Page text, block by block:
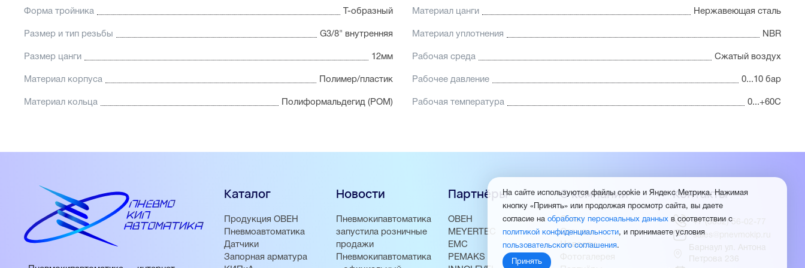
Форма тройника Т-образный Материал цанги Нержавеющая сталь
Размер и тип резьбы G3/8" внутренняя Материал уплотнения NBR
Размер цанги 12мм Рабочая среда Сжатый воздух
Материал корпуса Полимер/пластик Рабочее давление 0...10 бар
Материал кольца Полиформальдегид (POM) Рабочая температура 0...+60С
Каталог
Продукция ОВЕН
Пневмоавтоматика
Датчики
Запорная арматура
Новости
Пневмокипавтоматика
запустила розничные
продажи
Пневмокипавтоматика
Партнёры
ОВЕН
MEYERTEC
EMC
PEMAKS
О компании
О нас
Отзывы
Новости
Фотогалерея
Контакты
+7 (3852) 56-02-77
sales@pnevmokip.ru
Барнаул ул. Антона
Петрова 236
На сайте используются файлы cookie и Яндекс Метрика. Нажимая
кнопку «Принять» или продолжая просмотр сайта, вы даете
согласие на обработку персональных данных в соответствии с
политикой конфиденциальности, и принимаете условия
пользовательского соглашения.
Принять